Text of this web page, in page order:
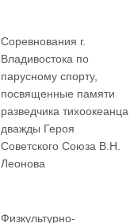
Соревнования г.
Владивостока по
парусному спорту,
посвященные памяти
разведчика тихоокеанца
дважды Героя
Советского Союза В.Н.
Леонова
Физкультурно-